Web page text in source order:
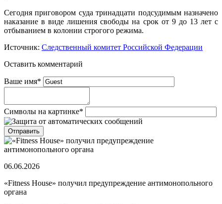
Сегодня приговором суда тринадцати подсудимым назначено
наказание в виде лишения свободы на срок от 9 до 13 лет с
отбыванием в колонии строгого режима.
Источник: Следственный комитет Российской Федерации
Оставить комментарий
Ваше имя*
Символы на картинке*
06.06.2026
«Fitness House» получил предупреждение антимонопольного
органа